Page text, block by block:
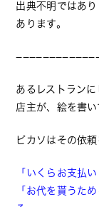
出典不明ではあ
あります。
あるレストラン
店主が、絵を書い
ピカソはその依
「いくらお支払
「お代を貰うた